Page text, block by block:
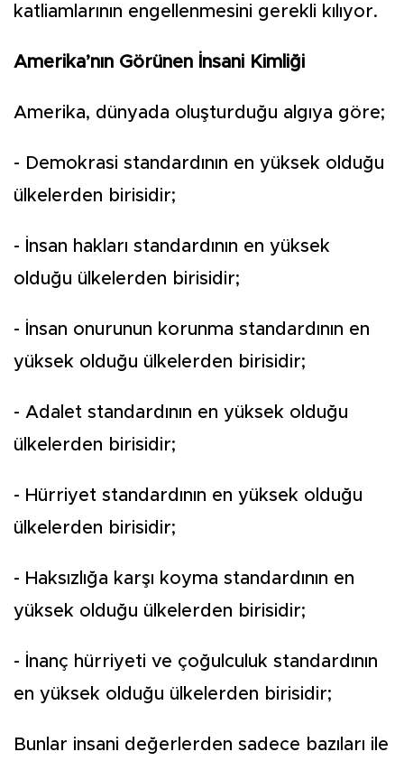
katliamlarının engellenmesini gerekli kılıyor.
Amerika’nın Görünen İnsani Kimliği
Amerika, dünyada oluşturduğu algıya göre;
- Demokrasi standardının en yüksek olduğu
ülkelerden birisidir;
- İnsan hakları standardının en yüksek
olduğu ülkelerden birisidir;
- İnsan onurunun korunma standardının en
yüksek olduğu ülkelerden birisidir;
- Adalet standardının en yüksek olduğu
ülkelerden birisidir;
- Hürriyet standardının en yüksek olduğu
ülkelerden birisidir;
- Haksızlığa karşı koyma standardının en
yüksek olduğu ülkelerden birisidir;
- İnanç hürriyeti ve çoğulculuk standardının
en yüksek olduğu ülkelerden birisidir;
Bunlar insani değerlerden sadece bazıları ile